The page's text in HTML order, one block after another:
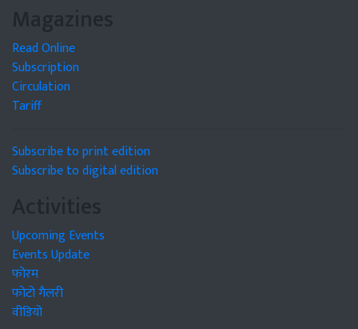
Magazines
Read Online
Subscription
Circulation
Tariff
Subscribe to print edition
Subscribe to digital edition
Activities
Upcoming Events
Events Update
फोरम
फोटो गैलरी
वीडियो